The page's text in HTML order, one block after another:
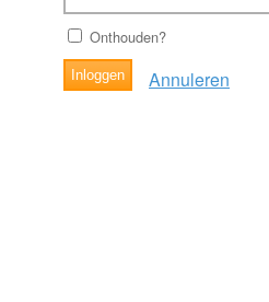
Onthouden?
Annuleren